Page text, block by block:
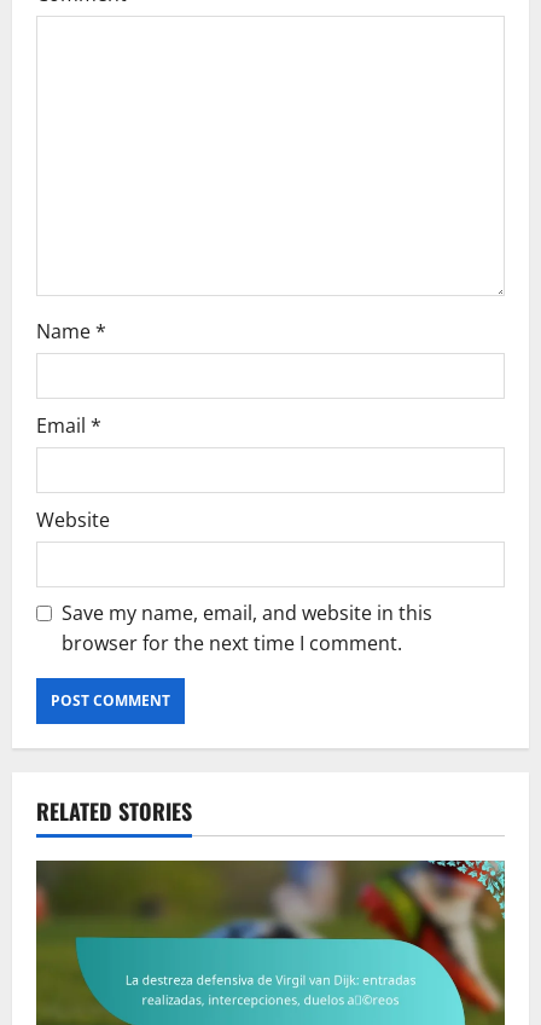
Name*
Email *
Website
Save my name, email, and website in this
browser for the next time I comment.
RELATED STORIES